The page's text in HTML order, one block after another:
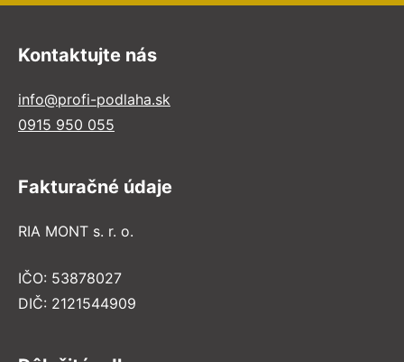
Kontaktujte nás
info@profi-podlaha.sk
0915 950 055
Fakturačné údaje
RIA MONT s. r. o.
IČO: 53878027
DIČ: 2121544909